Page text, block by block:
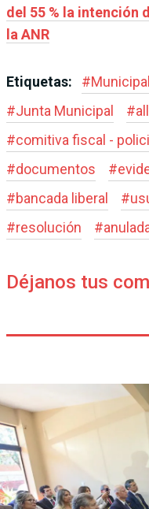
del 55 % la intención
la ANR
Etiquetas: #
#Junta Municipal #
#comitiva fiscal -
#documentos #
#bancada liberal #
#resolución #
Déjanos tus